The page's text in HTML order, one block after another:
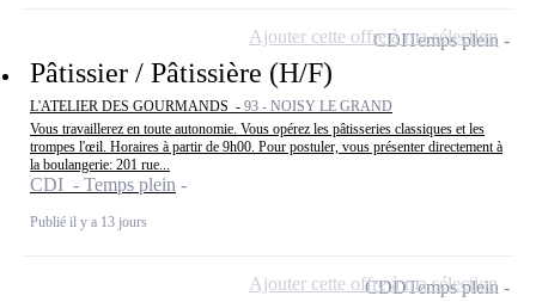
Pâtissier / Pâtissière (H/F)
L'ATELIER DES GOURMANDS - 93 - NOISY LE GRAND
Vous travaillerez en toute autonomie. Vous opérez les pâtisseries classiques et les
trompes l'œil. Horaires à partir de 9h00. Pour postuler, vous présenter directement à
la boulangerie: 201 rue...
CDI - Temps plein
Publié il y a 13 jours
CDITemps plein
Ajouter cette offre à ma sélection
CDDTemps plein
Ajouter cette offre à ma sélection